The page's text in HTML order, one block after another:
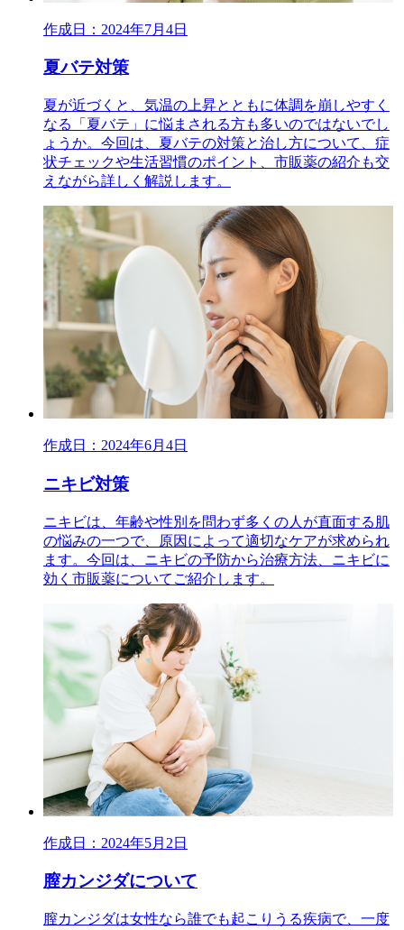
作成日：2024年7月4日
夏バテ対策
夏が近づくと、気温の上昇とともに体調を崩しやすく
なる「夏バテ」に悩まされる方も多いのではないでし
ょうか。今回は、夏バテの対策と治し方について、症
状チェックや生活習慣のポイント、市販薬の紹介も交
えながら詳しく解説します。
作成日：2024年6月4日
ニキビ対策
ニキビは、年齢や性別を問わず多くの人が直面する肌
の悩みの一つで、原因によって適切なケアが求められ
ます。今回は、ニキビの予防から治療方法、ニキビに
効く市販薬についてご紹介します。
作成日：2024年5月2日
膣カンジダについて
膣カンジダは女性なら誰でも起こりうる疾病で、一度